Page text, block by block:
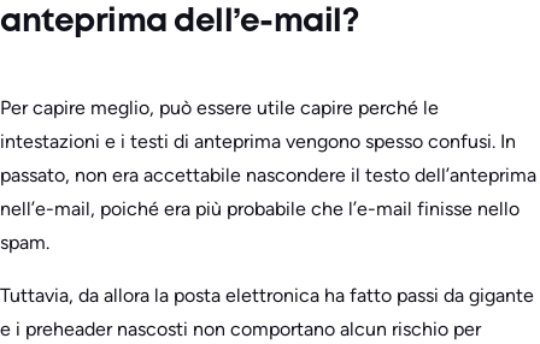
anteprima dell’e-mail?
Per capire meglio, può essere utile capire perché le
intestazioni e i testi di anteprima vengono spesso confusi. In
passato, non era accettabile nascondere il testo dell’anteprima
nell’e-mail, poiché era più probabile che l’e-mail finisse nello
spam.
Tuttavia, da allora la posta elettronica ha fatto passi da gigante
e i preheader nascosti non comportano alcun rischio per